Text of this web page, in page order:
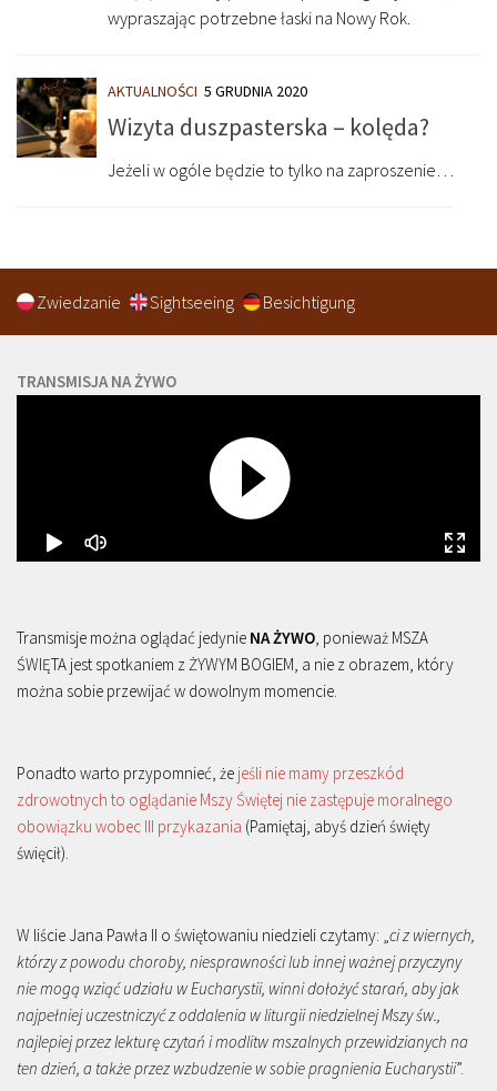
wypraszając potrzebne łaski na Nowy Rok.
AKTUALNOŚCI 5 GRUDNIA 2020
Wizyta duszpasterska – kolęda?
Jeżeli w ogóle będzie to tylko na zaproszenie…
Zwiedzanie Sightseeing Besichtigung
TRANSMISJA NA ŻYWO
Transmisje można oglądać jedynie NA ŻYWO , ponieważ MSZA
ŚWIĘTA jest spotkaniem z ŻYWYM BOGIEM, a nie z obrazem, który
można sobie przewijać w dowolnym momencie.
Ponadto warto przypomnieć, że jeśli nie mamy przeszkód
zdrowotnych to oglądanie Mszy Świętej nie zastępuje moralnego
obowiązku wobec III przykazania (Pamiętaj, abyś dzień święty
święcił).
W liście Jana Pawła II o świętowaniu niedzieli czytamy: „ ci z wiernych,
którzy z powodu choroby, niesprawności lub innej ważnej przyczyny
nie mogą wziąć udziału w Eucharystii, winni dołożyć starań, aby jak
najpełniej uczestniczyć z oddalenia w liturgii niedzielnej Mszy św.,
najlepiej przez lekturę czytań i modlitw mszalnych przewidzianych na
ten dzień, a także przez wzbudzenie w sobie pragnienia Eucharystii”.